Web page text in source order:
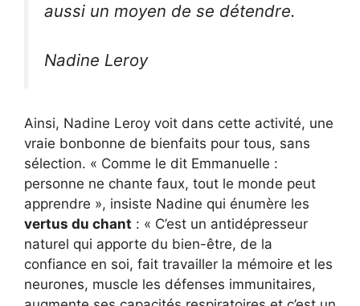
aussi un moyen de se détendre.
Nadine Leroy
Ainsi, Nadine Leroy voit dans cette activité, une
vraie bonbonne de bienfaits pour tous, sans
sélection. « Comme le dit Emmanuelle :
personne ne chante faux, tout le monde peut
apprendre », insiste Nadine qui énumère les
vertus du chant : « C’est un antidépresseur
naturel qui apporte du bien-être, de la
confiance en soi, fait travailler la mémoire et les
neurones, muscle les défenses immunitaires,